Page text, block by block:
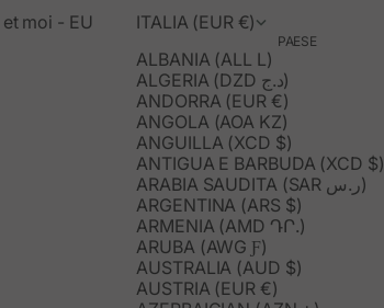
ITALIA (EUR €)
PAESE
ALBANIA (ALL L)
ALGERIA (DZD د.ج)
ANDORRA (EUR €)
ANGOLA (AOA KZ)
ANGUILLA (XCD $)
ANTIGUA E BARBUDA (XCD $)
ARABIA SAUDITA (SAR ر.س)
ARGENTINA (ARS $)
ARMENIA (AMD ԴՐ.)
ARUBA (AWG Ƒ)
AUSTRALIA (AUD $)
AUSTRIA (EUR €)
moi - EU